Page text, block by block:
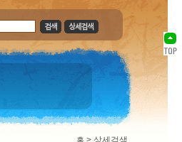
홈 > 상세검색